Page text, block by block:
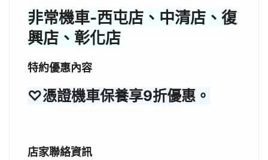
非常機車-西屯店、中清店、復
興店、彰化店
特約優惠內容
♡憑證機車保養享9折優惠。
店家聯絡資訊